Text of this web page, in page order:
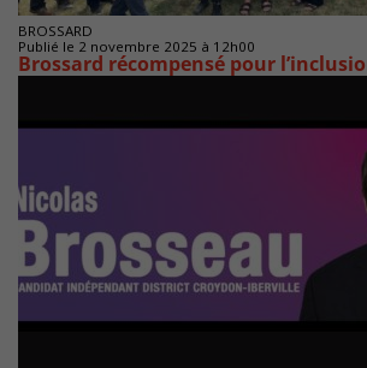
BROSSARD
Publié le 2 novembre 2025 à 12h00
Brossard récompensé pour